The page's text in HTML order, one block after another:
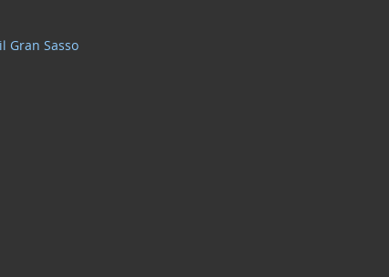
vi
Gran Sasso